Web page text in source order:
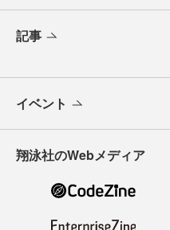
記事
イベント
翔泳社のWebメディア